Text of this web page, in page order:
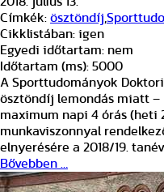
Címkék: ösztöndíj
Cikklistában: igen
Egyedi időtartam: nem
Időtartam (ms): 5000
A Sporttudományok
ösztöndíj lemondás miatt –
maximum napi 4 órás (heti
munkaviszonnyal
elnyerésére a 2018/19.
Bővebben …